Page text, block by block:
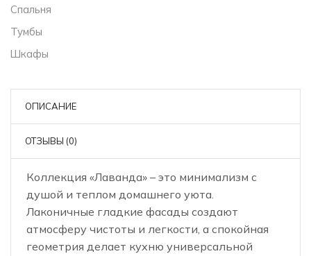
Спальня
Тумбы
Шкафы
ОПИСАНИЕ
ОТЗЫВЫ (0)
Коллекция «Лаванда» – это минимализм с
душой и теплом домашнего уюта.
Лаконичные гладкие фасады создают
атмосферу чистоты и легкости, а спокойная
геометрия делает кухню универсальной